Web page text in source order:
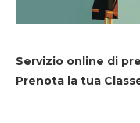
Servizio online di
Prenota la tua